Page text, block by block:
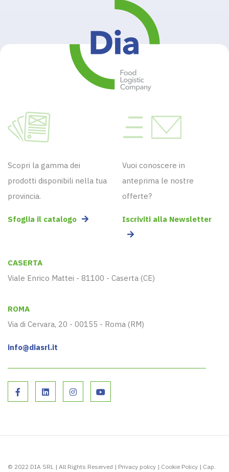
Scopri la gamma dei
prodotti disponibili nella tua
provincia.
Sfoglia il catalogo
Vuoi conoscere in
anteprima le nostre
offerte?
Iscriviti alla Newsletter
CASERTA
Viale Enrico Mattei - 81100 - Caserta (CE)
ROMA
Via di Cervara, 20 - 00155 - Roma (RM)
info@diasrl.it
© 2022 DIA SRL | All Rights Reserved | Privacy policy | Cookie Policy | Cap.